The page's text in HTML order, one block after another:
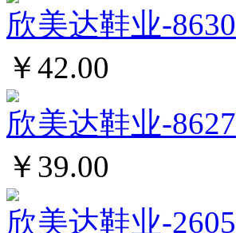
欣美达鞋业-8630
￥42.00
欣美达鞋业-8627
￥39.00
欣美达鞋业-2605